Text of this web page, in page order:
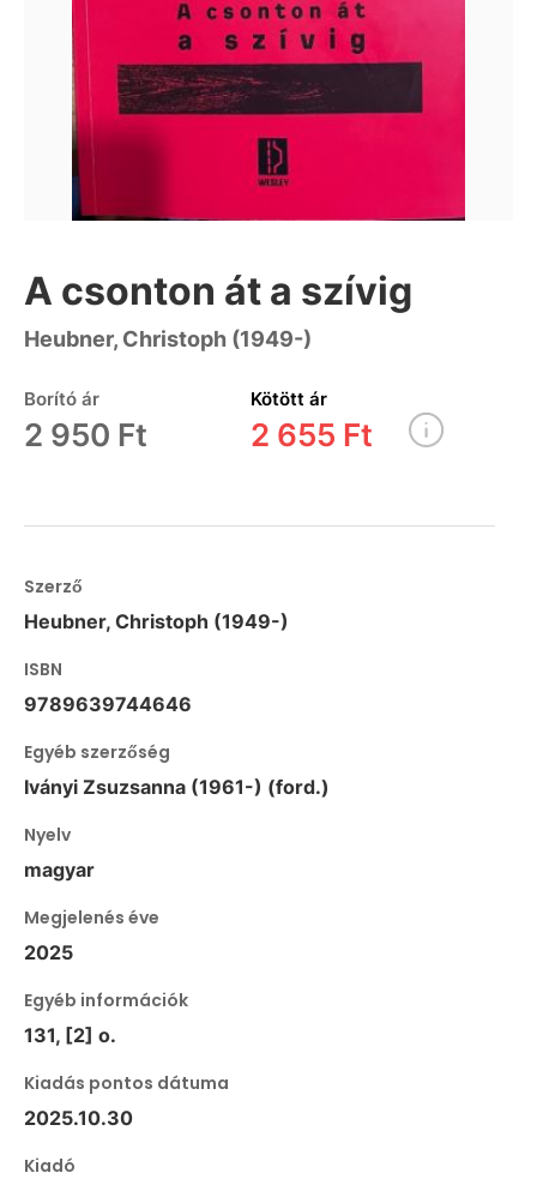
A csonton át a szívig
Heubner, Christoph (1949-)
Borító ár
2 950 Ft
Kötött ár
2 655 Ft
Szerző
Heubner, Christoph (1949-)
ISBN
9789639744646
Egyéb szerzőség
Iványi Zsuzsanna (1961-) (ford.)
Nyelv
magyar
Megjelenés éve
2025
Egyéb információk
131, [2] o.
Kiadás pontos dátuma
2025.10.30
Kiadó